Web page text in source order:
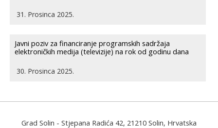
31. Prosinca 2025.
Javni poziv za financiranje programskih sadržaja
elektroničkih medija (televizije) na rok od godinu dana
30. Prosinca 2025.
Grad Solin - Stjepana Radića 42, 21210 Solin, Hrvatska